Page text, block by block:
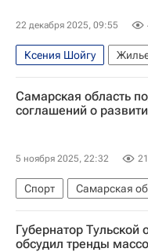
22 декабря 2025, 09:55
Ксения Шойгу
Сбербанк России
Бизнес-центры
Самарская область
соглашений о
5 ноября 2025, 22:32
Спорт
Самарская
Вячеслав Федорищев
Динамо Москва
Губернатор Тульской
обсудил тренды